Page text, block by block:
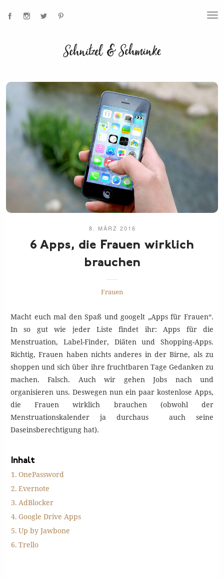
T
T
8. MÄRZ 2016
6 Apps, die Frauen wirklich
brauchen
Frauen
Macht euch mal den Spaß und googelt „Apps für Frauen“.
In so gut wie jeder Liste findet ihr: Apps für die
Menstruation, Label-Finder, Diäten und Shopping-Apps.
Richtig, Frauen haben nichts anderes in der Birne, als zu
shoppen und sich über ihre fruchtbaren Tage Gedanken zu
machen. Falsch. Auch wir gehen Jobs nach und
organisieren uns. Deswegen nun ein paar kostenlose Apps,
die Frauen wirklich brauchen (obwohl der
Menstruationskalender ja durchaus auch seine
Daseinsberechtigung hat).
Inhalt
OnePassword
Evernote
AdBlocker
Google Drive Apps
Up by Jawbone
Trello